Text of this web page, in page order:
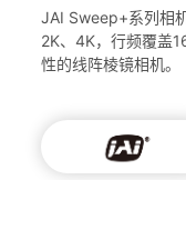
JAI Sweep+系列相
2K、4K，行频覆盖
性的线阵棱镜相机。